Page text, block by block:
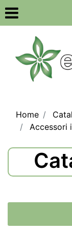
Open
Home
Accessori